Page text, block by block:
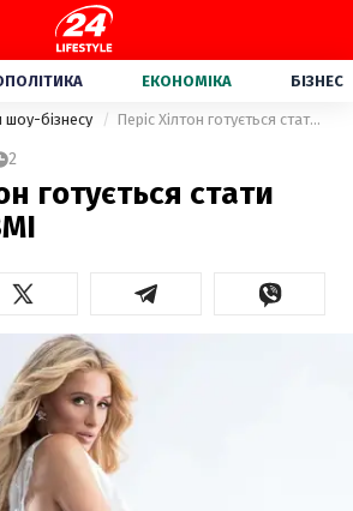
ЕКОНОМІКА БІЗНЕС
шоу-бізнесу Періс Хілтон готується стати мамою, – ЗМІ
2
готується стати